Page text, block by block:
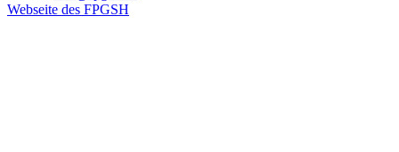
Webseite des FPGSH